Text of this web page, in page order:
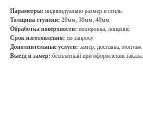
Параметры: индивидуально размер и стиль
Толщина ступени: 20мм, 30мм, 40мм
Обработка поверхности: полировка, лощение
Срок изготовления: по запросу
Дополнительные услуги: замер, доставка, монтаж
Выезд и замер: бесплатный при оформлении заказа.